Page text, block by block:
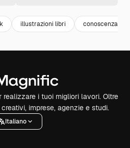
illustrazioni libri conoscenza
realizzare i tuoi migliori lavori. Oltre
imprese, agenzie e studi.
Italiano